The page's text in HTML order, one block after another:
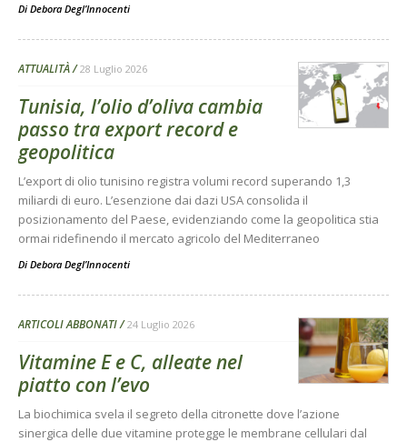
Di Debora Degl’Innocenti
ATTUALITÀ 28 Luglio 2026
Tunisia, l’olio d’oliva cambia
passo tra export record e
geopolitica
L’export di olio tunisino registra volumi record superando 1,3
miliardi di euro. L’esenzione dai dazi USA consolida il
posizionamento del Paese, evidenziando come la geopolitica stia
ormai ridefinendo il mercato agricolo del Mediterraneo
Di Debora Degl’Innocenti
ARTICOLI ABBONATI 24 Luglio 2026
Vitamine E e C, alleate nel
piatto con l’evo
La biochimica svela il segreto della citronette dove l’azione
sinergica delle due vitamine protegge le membrane cellulari dal